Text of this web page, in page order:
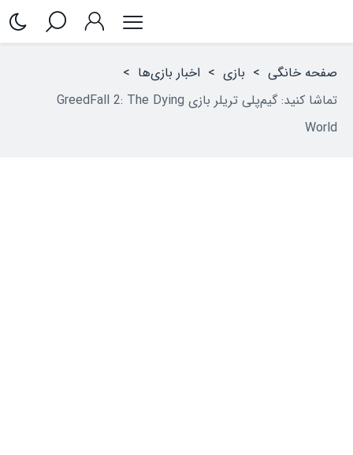
صفحه خانگی > بازی > اخبار بازی‌ها >
تماشا کنید: گیم‌پلی تریلر بازی GreedFall 2: The Dying
World